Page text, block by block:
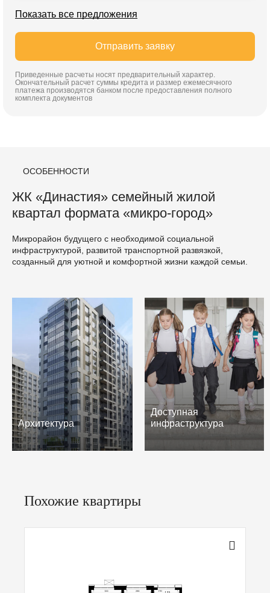
Показать все предложения
Отправить заявку
Приведенные расчеты носят предварительный характер.
Окончательный расчет суммы кредита и размер ежемесячного
платежа производятся банком после предоставления полного
комплекта документов
ОСОБЕННОСТИ
ЖК «Династия» семейный жилой
квартал формата «микро-город»
Микрорайон будущего с необходимой социальной
инфраструктурой, развитой транспортной развязкой,
созданный для уютной и комфортной жизни каждой семьи.
Архитектура
Доступная
инфраструктура
Похожие квартиры